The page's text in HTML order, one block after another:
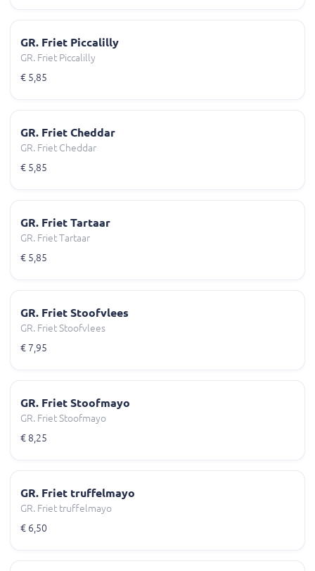
GR. Friet Piccalilly
GR. Friet Piccalilly
€ 5,85
GR. Friet Cheddar
GR. Friet Cheddar
€ 5,85
GR. Friet Tartaar
GR. Friet Tartaar
€ 5,85
GR. Friet Stoofvlees
GR. Friet Stoofvlees
€ 7,95
GR. Friet Stoofmayo
GR. Friet Stoofmayo
€ 8,25
GR. Friet truffelmayo
GR. Friet truffelmayo
€ 6,50